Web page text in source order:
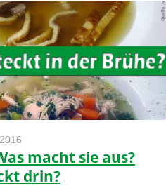
macht sie aus?
drin?